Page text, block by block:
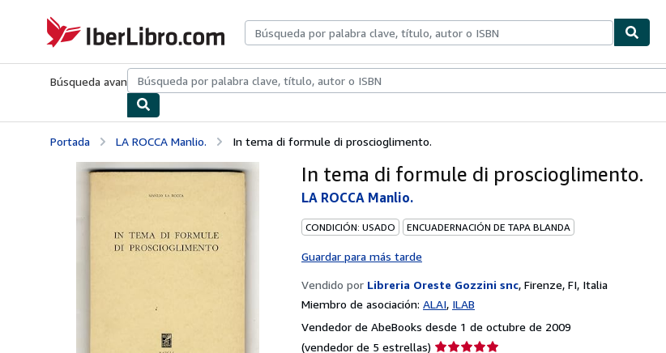
IberLibro.com
Búsqueda avanzadaColecciones Libros antiguosArte y coleccionismo
Portada LA ROCCA Manlio. In tema di formule di proscioglimento.
In tema di formule di proscioglimento.
LA ROCCA Manlio.
CONDICIÓN: USADO ENCUADERNACIÓN DE TAPA BLANDA
Guardar para más tarde
Vendido por Libreria Oreste Gozzini snc, Firenze, FI, Italia
Miembro de asociación: ALAI ILAB
Vendedor de AbeBooks desde 1 de octubre de 2009
(vendedor de 5 estrellas) Calificación